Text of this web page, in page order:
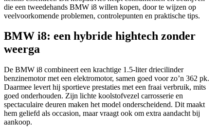
die een tweedehands BMW i8 willen kopen, door te wijzen op
veelvoorkomende problemen, controlepunten en praktische tips.
BMW i8: een hybride hightech zonder
weerga
De BMW i8 combineert een krachtige 1.5-liter driecilinder
benzinemotor met een elektromotor, samen goed voor zo’n 362 pk.
Daarmee levert hij sportieve prestaties met een fraai verbruik, mits
goed onderhouden. Zijn lichte koolstofvezel carrosserie en
spectaculaire deuren maken het model onderscheidend. Dit maakt
hem geliefd als occasion, maar vraagt ook om extra aandacht bij
aankoop.